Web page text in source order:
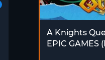
A Knights
EPIC GAMES